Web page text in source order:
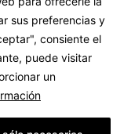
sus preferencias y
consiente el
puede visitar
un
Llámanos